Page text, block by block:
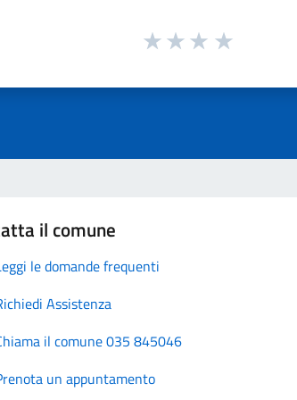
il comune
le domande frequenti
Assistenza
il comune 035 845046
un appuntamento